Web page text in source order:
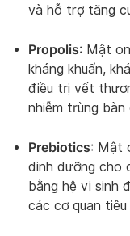
và hỗ trợ tăng
Propolis: Mật
kháng khuẩn,
điều trị vết
nhiễm trùng
Prebiotics: Mật
dinh dưỡng cho
bằng hệ vi sinh
các cơ quan tiêu